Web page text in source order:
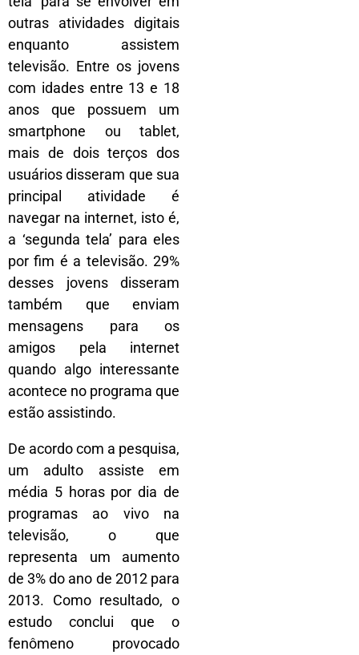
outras atividades digitais
enquanto assistem
televisão. Entre os jovens
com idades entre 13 e 18
anos que possuem um
smartphone ou tablet,
mais de dois terços dos
usuários disseram que sua
principal atividade é
navegar na internet, isto é,
a ‘segunda tela’ para eles
por fim é a televisão. 29%
desses jovens disseram
também que enviam
mensagens para os
amigos pela internet
quando algo interessante
acontece no programa que
estão assistindo.
De acordo com a pesquisa,
um adulto assiste em
média 5 horas por dia de
programas ao vivo na
televisão, o que
representa um aumento
de 3% do ano de 2012 para
2013. Como resultado, o
estudo conclui que o
fenômeno provocado